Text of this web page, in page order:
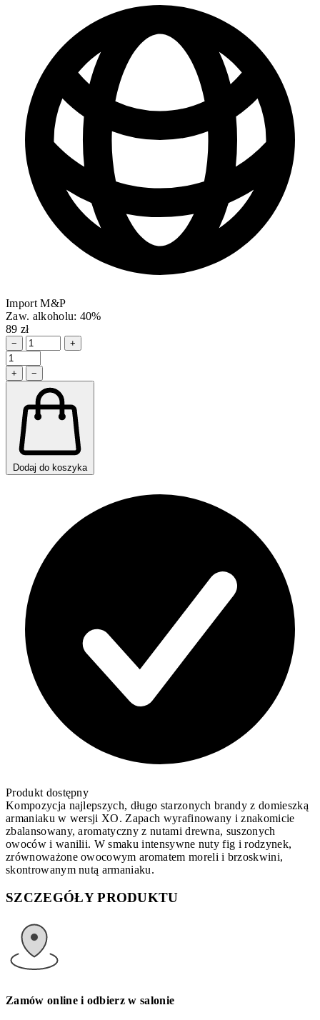
Import M&P
Zaw. alkoholu: 40%
89 zł
− +
+ −
Dodaj do koszyka
Produkt dostępny
Kompozycja najlepszych, długo starzonych brandy z domieszką
armaniaku w wersji XO. Zapach wyrafinowany i znakomicie
zbalansowany, aromatyczny z nutami drewna, suszonych
owoców i wanilii. W smaku intensywne nuty fig i rodzynek,
zrównoważone owocowym aromatem moreli i brzoskwini,
skontrowanym nutą armaniaku.
SZCZEGÓŁY PRODUKTU
Zamów online i odbierz w salonie